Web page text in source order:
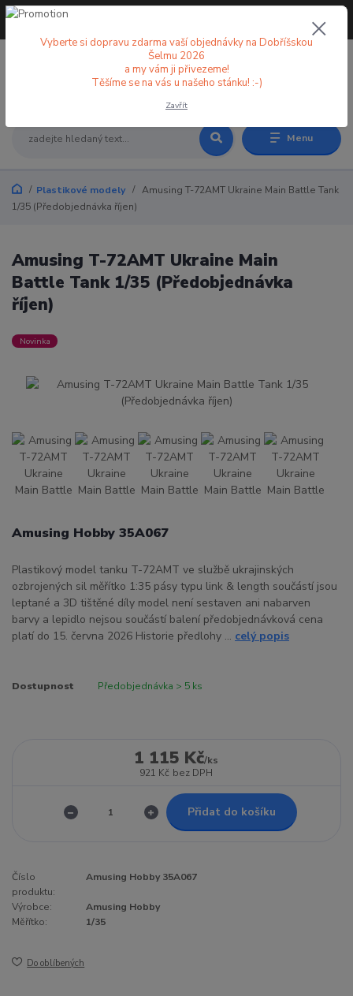
Menu
+420 773 998 582
Plastikové modely
Amusing T-72AMT Ukraine Main Battle Tank
1/35 (Předobjednávka říjen)
Amusing T-72AMT Ukraine Main
Battle Tank 1/35 (Předobjednávka
říjen)
Novinka
Amusing Hobby 35A067
Plastikový model tanku T-72AMT ve službě ukrajinských
ozbrojených sil měřítko 1:35 pásy typu link & length součástí jsou
leptané a 3D tištěné díly model není sestaven ani nabarven
barvy a lepidlo nejsou součástí balení předobjednávková cena
platí do 15. června 2026 Historie předlohy ... celý popis
Dostupnost Předobjednávka > 5 ks
1 115 Kč/ks
921 Kč bez DPH
Přidat do košíku
Číslo
produktu:
Amusing Hobby 35A067
Výrobce:
Amusing Hobby
Měřítko:
1/35
Do oblíbených
Vyberte si dopravu zdarma vaší objednávky na Dobříšskou
Šelmu 2026
a my vám ji přivezeme!
Těšíme se na vás u našeho stánku! :-)
Zavřít